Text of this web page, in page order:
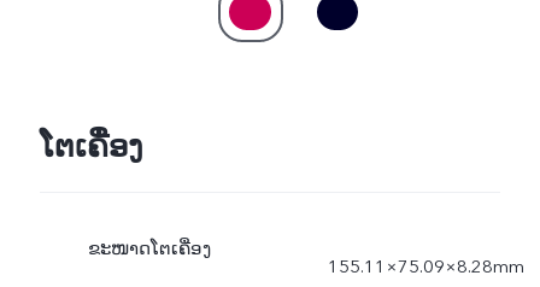
ໂຕເຄື່ອງ
ຂະໜາດໂຕເຄື່ອງ
155.11×75.09×8.28mm